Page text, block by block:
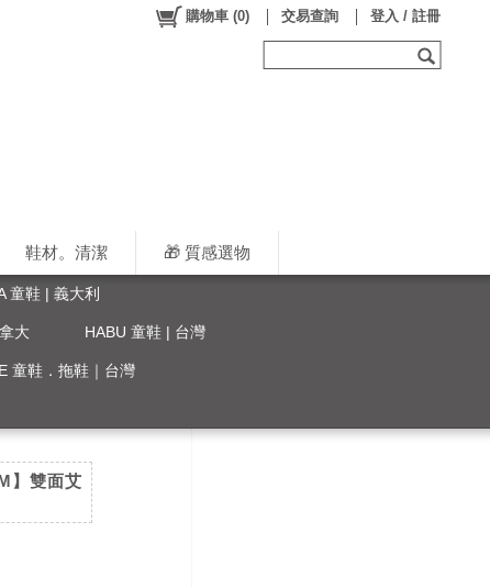
鞋材。清潔 🎁 質感選物
購物車 (0) 交易查詢 登入 / 註冊
童鞋 | 義大利
大 HABU 童鞋 | 台灣
童鞋．拖鞋｜台灣
】雙面艾